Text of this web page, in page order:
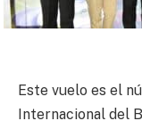
Este vuelo es el
Internacional del